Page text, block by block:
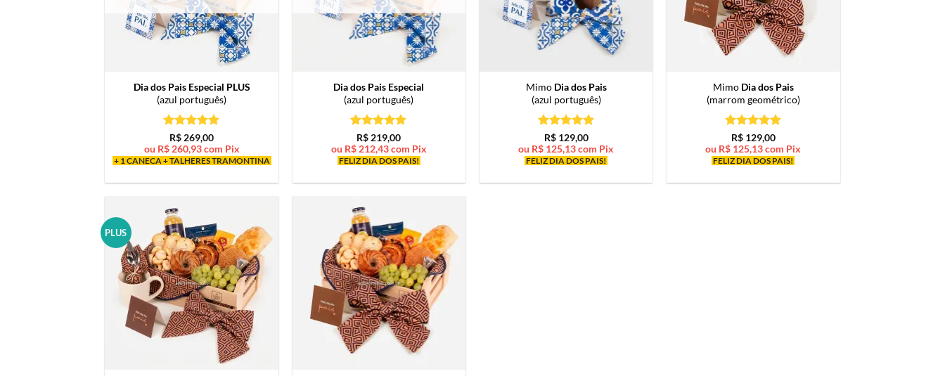
Dia dos Pais Especial PLUS
(azul português)
Avaliação5
de 5
R$269,00
ou R$260,93com Pix
+ 1 CANECA + TALHERES TRAMONTINA
Dia dos Pais Especial
(azul português)
Avaliação5
de 5
R$219,00
ou R$212,43com Pix
FELIZ DIA DOS PAIS!
Mimo Dia dos Pais
(azul português)
Avaliação5
de 5
R$129,00
ou R$ 125,13com Pix
FELIZ DIA DOS PAIS!
Mimo Dia dos Pais
(marrom geométrico)
Avaliação5
de 5
R$129,00
ou R$ 125,13com Pix
FELIZ DIA DOS PAIS!
PLUS